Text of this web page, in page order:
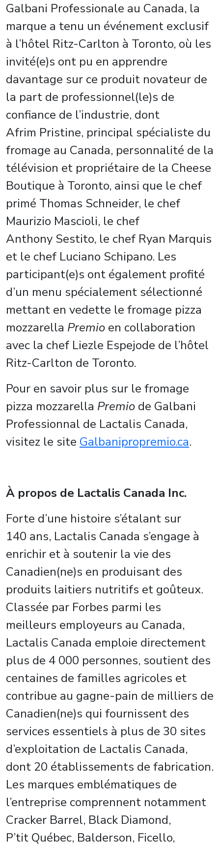
Galbani Professionale au Canada, la
marque a tenu un événement exclusif
à l’hôtel Ritz-Carlton à Toronto, où les
invité(e)s ont pu en apprendre
davantage sur ce produit novateur de
la part de professionnel(le)s de
confiance de l’industrie, dont
Afrim Pristine, principal spécialiste du
fromage au Canada, personnalité de la
télévision et propriétaire de la Cheese
Boutique à Toronto, ainsi que le chef
primé Thomas Schneider, le chef
Maurizio Mascioli, le chef
Anthony Sestito, le chef Ryan Marquis
et le chef Luciano Schipano. Les
participant(e)s ont également profité
d’un menu spécialement sélectionné
mettant en vedette le fromage pizza
mozzarella Premio en collaboration
avec la chef Liezle Espejode de l’hôtel
Ritz-Carlton de Toronto.
Pour en savoir plus sur le fromage
pizza mozzarella Premio de Galbani
Professionnal de Lactalis Canada,
visitez le site Galbanipropremio.ca.
À propos de Lactalis Canada Inc.
Forte d’une histoire s’étalant sur
140 ans, Lactalis Canada s’engage à
enrichir et à soutenir la vie des
Canadien(ne)s en produisant des
produits laitiers nutritifs et goûteux.
Classée par Forbes parmi les
meilleurs employeurs au Canada,
Lactalis Canada emploie directement
plus de 4 000 personnes, soutient des
centaines de familles agricoles et
contribue au gagne-pain de milliers de
Canadien(ne)s qui fournissent des
services essentiels à plus de 30 sites
d’exploitation de Lactalis Canada,
dont 20 établissements de fabrication.
Les marques emblématiques de
l’entreprise comprennent notamment
Cracker Barrel, Black Diamond,
P’tit Québec, Balderson, Ficello,